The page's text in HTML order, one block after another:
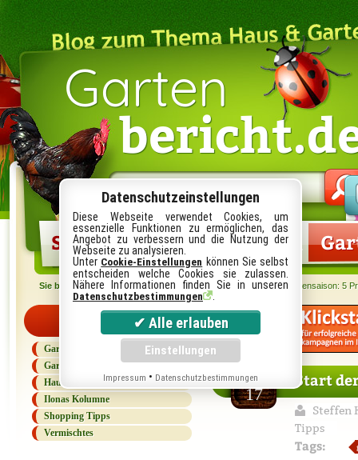
Garten
Suche
Startseite Gartenlexikon
Sie befinden sich hier: Startseite› Shopping Tipps› Start der Gartensaison: 5
Kategorien
Garten
Gartenlexikon
Haus und Haushalt
Ilonas Kolumne
Shopping Tipps
Vermischtes
17
Start
Steffen
Tipps
Tags:
Datenschutzeinstellungen
Diese Webseite verwendet Cookies, um
essenzielle Funktionen zu ermöglichen, das
Angebot zu verbessern und die Nutzung der
Webseite zu analysieren.
Unter Cookie-Einstellungen können Sie selbst
entscheiden welche Cookies sie zulassen.
Nähere Informationen finden Sie in unseren
Datenschutzbestimmungen
Impressum • Datenschutzbestimmungen